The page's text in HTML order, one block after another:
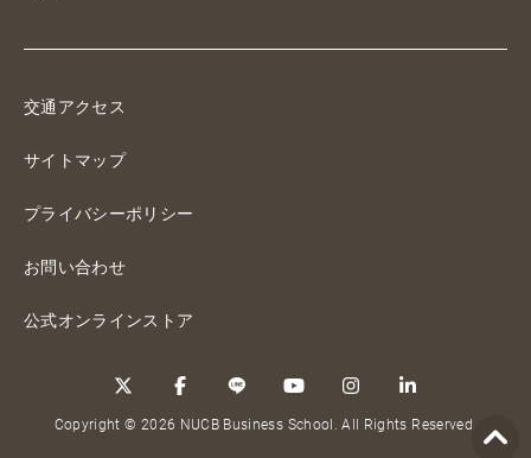
交通アクセス
サイトマップ
プライバシーポリシー
お問い合わせ
公式オンラインストア
Copyright © 2026 NUCB Business School. All Rights Reserved.